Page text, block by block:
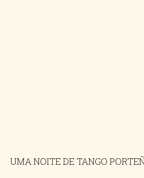
UMA NOITE DE TANGO